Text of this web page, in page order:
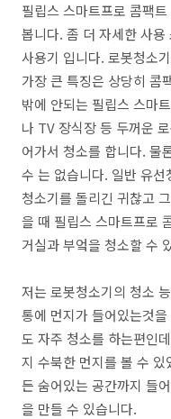
필립스 스마트프로 콤팩
봅니다. 좀 더 자세한 사
사용기 입니다. 로봇청소
가장 큰 특징은 상당히 콤
밖에 안되는 필립스 스마
나 TV 장식장 등 두꺼운
어가서 청소를 합니다. 물
수 는 없습니다. 일반 유
청소기를 돌리긴 귀찮고
을 때 필립스 스마트프로
거실과 부엌을 청소할 수
저는 로봇청소기의 청소
통에 먼지가 들어있는것
도 자주 청소를 하는편인
지 수북한 먼지를 볼 수
든 숨어있는 공간까지 들
을 만들 수 있습니다.